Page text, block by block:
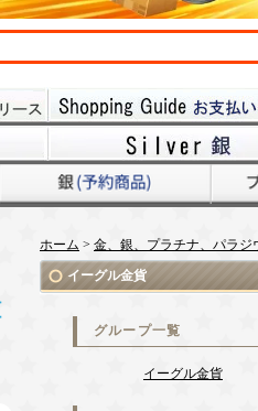
ホーム > 金、銀、プラチナ、パラジ
イーグル金貨
グループ一覧
イーグル金貨